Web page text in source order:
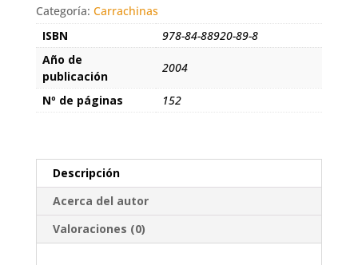
Bagdad
cantidad
Categoría: Carrachinas
ISBN
978-84-88920-89-8
Año de
publicación
2004
Nº de páginas 152
Descripción
Acerca del autor
Valoraciones (0)